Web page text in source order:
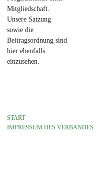
Mitgliedschaft.
Unsere Satzung
sowie die
Beitragsordnung sind
hier ebenfalls
einzusehen.
START
IMPRESSUM DES VERBANDES